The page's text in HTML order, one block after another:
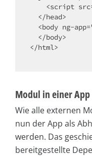
</html>
Modul in einer
Wie alle externen
nun der App als
werden. Das
bereitgestellte